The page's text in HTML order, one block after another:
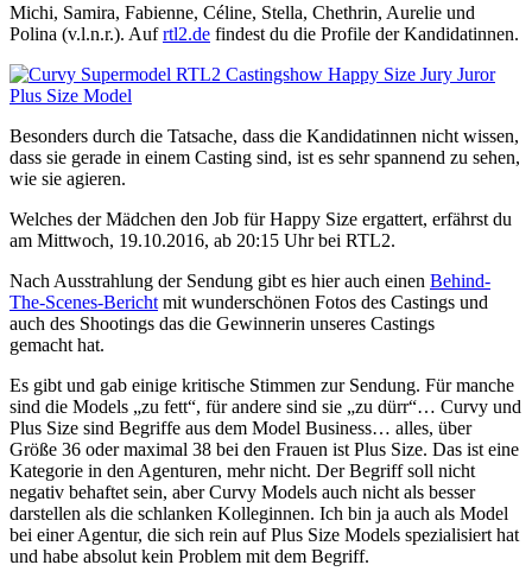
Michi, Samira, Fabienne, Céline, Stella, Chethrin, Aurelie und
Polina (v.l.n.r.). Aufrtl2.de findest du die Profile der Kandidatinnen.
Besonders durch die Tatsache, dass die Kandidatinnen nicht wissen,
dass sie gerade in einem Casting sind, ist es sehr spannend zu sehen,
wie sie agieren.
Welches der Mädchen den Job für Happy Size ergattert, erfährst du
am Mittwoch, 19.10.2016, ab 20:15 Uhr bei RTL2.
Nach Ausstrahlung der Sendung gibt es hier auch einen Behind-
The-Scenes-Bericht mit wunderschönen Fotos des Castings und
auch des Shootings das die Gewinnerin unseres Castings
gemacht hat.
Es gibt und gab einige kritische Stimmen zur Sendung. Für manche
sind die Models „zu fett“, für andere sind sie „zu dürr“… Curvy und
Plus Size sind Begriffe aus dem Model Business… alles, über
Größe 36 oder maximal 38 bei den Frauen ist Plus Size. Das ist eine
Kategorie in den Agenturen, mehr nicht. Der Begriff soll nicht
negativ behaftet sein, aber Curvy Models auch nicht als besser
darstellen als die schlanken Kolleginnen. Ich bin ja auch als Model
bei einer Agentur, die sich rein auf Plus Size Models spezialisiert hat
und habe absolut kein Problem mit dem Begriff.